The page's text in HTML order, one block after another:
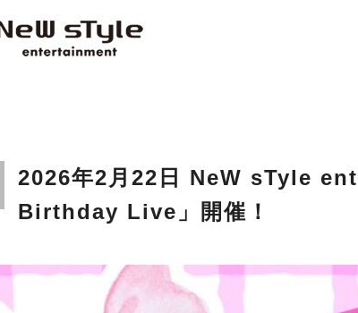
2026年2月22日 NeW sTyle
Birthday Live」開催！